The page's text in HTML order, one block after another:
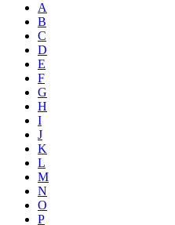
A
B
C
D
E
F
G
H
I
J
K
L
M
N
O
P